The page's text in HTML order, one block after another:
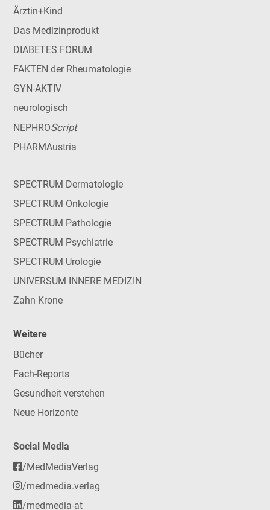
Ärztin+Kind
Das Medizinprodukt
DIABETES FORUM
FAKTEN der Rheumatologie
GYN-AKTIV
neurologisch
NEPHROScript
PHARMAustria
SPECTRUM Dermatologie
SPECTRUM Onkologie
SPECTRUM Pathologie
SPECTRUM Psychiatrie
SPECTRUM Urologie
UNIVERSUM INNERE MEDIZIN
Zahn Krone
Weitere
Bücher
Fach-Reports
Gesundheit verstehen
Neue Horizonte
Social Media
/MedMediaVerlag
/medmedia.verlag
/medmedia-at